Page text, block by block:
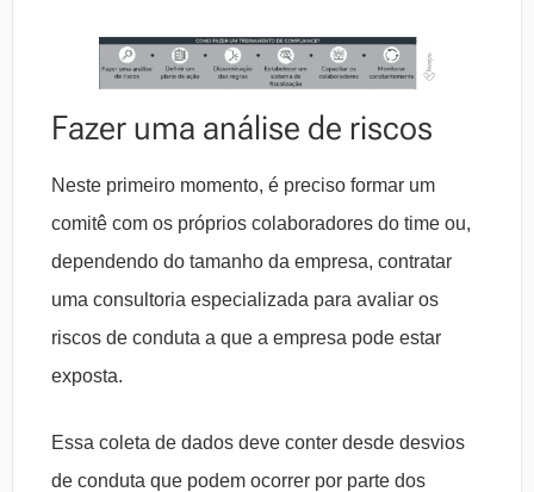
Fazer uma análise de riscos
Neste primeiro momento, é preciso formar um
comitê com os próprios colaboradores do time ou,
dependendo do tamanho da empresa, contratar
uma consultoria especializada para avaliar os
riscos de conduta a que a empresa pode estar
exposta.
Essa coleta de dados deve conter desde desvios
de conduta que podem ocorrer por parte dos